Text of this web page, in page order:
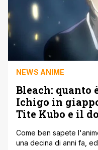
NEWS ANIME
Bleach: quanto
Ichigo in
Tite Kubo e il
Come ben sapete
una decina di anni fa,